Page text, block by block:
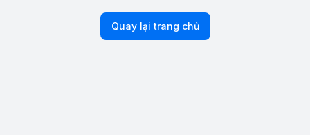
Quay lại trang chủ